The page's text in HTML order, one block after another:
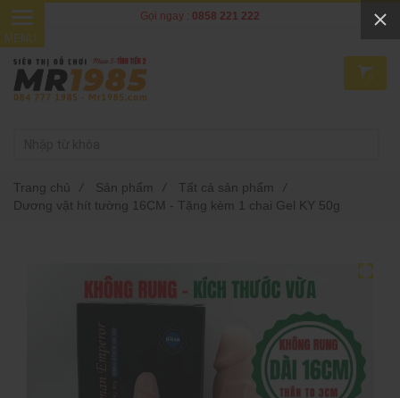
Trang chủ / Sản phẩm / Tất cả sản phẩm
/
Dương vật hít tường 16CM - Tặng kèm 1 chai Gel KY 50g
Gọi ngay : 0858 221 222
0